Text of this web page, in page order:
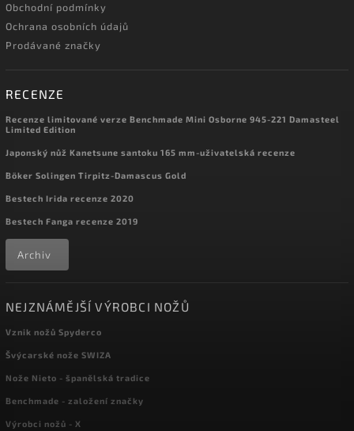
Obchodní podmínky
Ochrana osobních údajů
Prodávané značky
RECENZE
Recenze limitované verze Benchmade Mini Osborne 945-221 Damasteel
Limited Edition
Japonský nůž Kanetsune santoku 165 mm-uživatelská recenze
Böker Solingen Tirpitz-Damascus Gold
Bestech Irida recenze 2020
Bestech Fanga recenze 2019
Archiv
NEJZNÁMĚJŠÍ VÝROBCI NOŽŮ
Vznik nožů Spyderco
Švýcarské nože SWIZA
Nože Nieto - španělská tradice
Benchmade - založení značky
Výrobci nožů - X